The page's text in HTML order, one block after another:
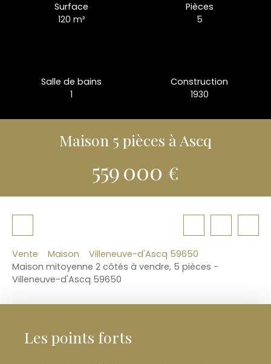
Surface
120 m²
Pièces
5
Salle de bains
1
Construction
1930
Maison 5 pièces à Ascq
559 000 €
Vente Maison
Villeneuve-d'Ascq 59650
Maison mitoyenne 2 côtés à vendre, 5 pièces -
Villeneuve-d'Ascq 59650
Les points forts